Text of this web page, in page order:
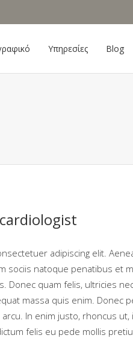
Υπηρεσίες Blog
cardiologist
adipiscing elit.
sociis natoque penatibus et
Donec quam felis, ultricies
massa quis enim. Donec
In enim justo, rhoncus ut,
felis eu pede mollis